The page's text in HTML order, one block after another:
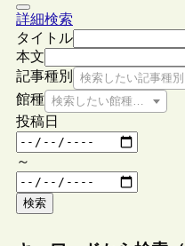
詳細検索
タイトル
本文
記事種別
検索したい記事種
館種 検索したい館種を選択し
投稿日
～
検索